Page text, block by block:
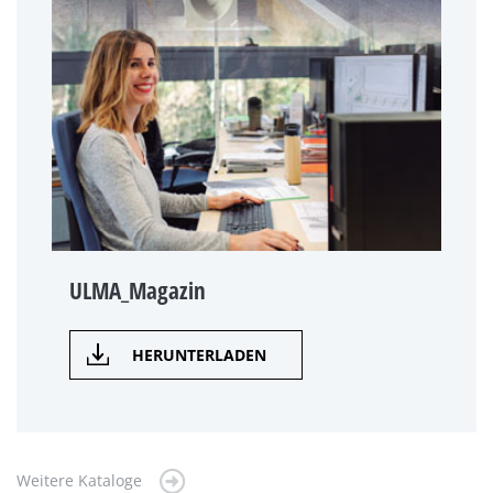
ULMA_Magazin
HERUNTERLADEN
Weitere Kataloge